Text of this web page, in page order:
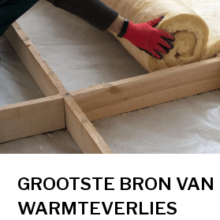
GROOTSTE BRON VAN
WARMTEVERLIES